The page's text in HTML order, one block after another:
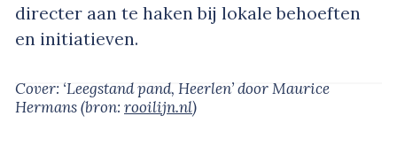
directer aan te haken bij lokale behoeften
en initiatieven.
Cover: ‘Leegstand pand, Heerlen’door Maurice
Hermans(bron: rooilijn.nl)